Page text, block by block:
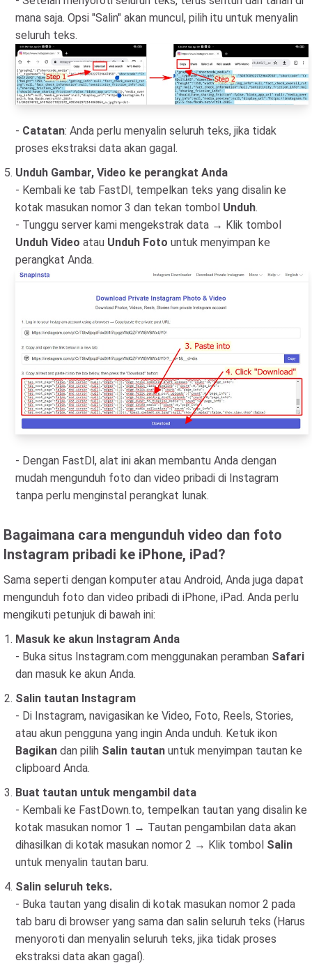
mana saja. Opsi "Salin" akan muncul, pilih itu untuk menyalin
seluruh teks.
- Catatan: Anda perlu menyalin seluruh teks, jika tidak
proses ekstraksi data akan gagal.
Unduh Gambar, Video ke perangkat Anda
- Kembali ke tab FastDl, tempelkan teks yang disalin ke
kotak masukan nomor 3 dan tekan tombol Unduh.
- Tunggu server kami mengekstrak data → Klik tombol
Unduh Video atau Unduh Foto untuk menyimpan ke
perangkat Anda.
- Dengan FastDl, alat ini akan membantu Anda dengan
mudah mengunduh foto dan video pribadi di Instagram
tanpa perlu menginstal perangkat lunak.
Bagaimana cara mengunduh video dan foto
Instagram pribadi ke iPhone, iPad?
Sama seperti dengan komputer atau Android, Anda juga dapat
mengunduh foto dan video pribadi di iPhone, iPad. Anda perlu
mengikuti petunjuk di bawah ini:
Masuk ke akun Instagram Anda
- Buka situs Instagram.com menggunakan peramban Safari
dan masuk ke akun Anda.
Salin tautan Instagram
- Di Instagram, navigasikan ke Video, Foto, Reels, Stories,
atau akun pengguna yang ingin Anda unduh. Ketuk ikon
Bagikan dan pilih Salin tautan untuk menyimpan tautan ke
clipboard Anda.
Buat tautan untuk mengambil data
- Kembali ke FastDown.to, tempelkan tautan yang disalin ke
kotak masukan nomor 1 → Tautan pengambilan data akan
dihasilkan di kotak masukan nomor 2 → Klik tombol Salin
untuk menyalin tautan baru.
Salin seluruh teks.
- Buka tautan yang disalin di kotak masukan nomor 2 pada
tab baru di browser yang sama dan salin seluruh teks (Harus
menyoroti dan menyalin seluruh teks, jika tidak proses
ekstraksi data akan gagal).